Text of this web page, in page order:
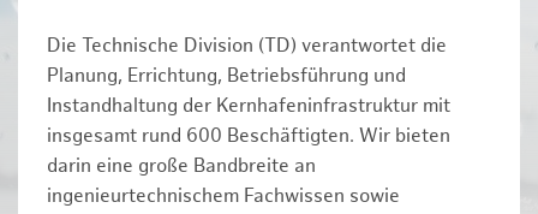
Die Technische Division (TD) verantwortet die
Planung, Errichtung, Betriebsführung und
Instandhaltung der Kernhafeninfrastruktur mit
insgesamt rund 600 Beschäftigten. Wir bieten
darin eine große Bandbreite an
ingenieurtechnischem Fachwissen sowie